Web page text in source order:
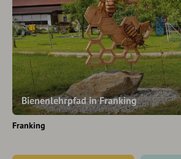
Bienenlehrpfad in Franking
Franking